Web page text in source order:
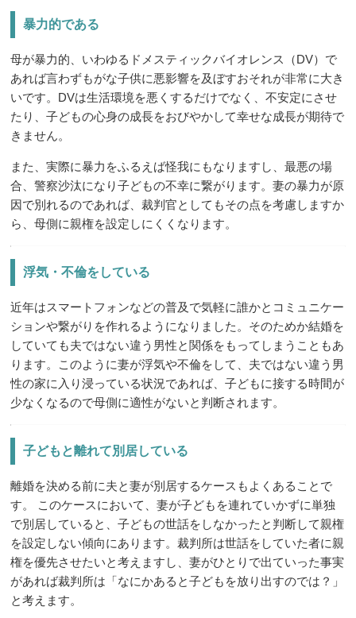
暴力的である
母が暴力的、いわゆるドメスティックバイオレンス（DV）で
あれば言わずもがな子供に悪影響を及ぼすおそれが非常に大き
いです。DVは生活環境を悪くするだけでなく、不安定にさせ
たり、子どもの心身の成長をおびやかして幸せな成長が期待で
きません。
また、実際に暴力をふるえば怪我にもなりますし、最悪の場
合、警察沙汰になり子どもの不幸に繋がります。妻の暴力が原
因で別れるのであれば、裁判官としてもその点を考慮しますか
ら、母側に親権を設定しにくくなります。
浮気・不倫をしている
近年はスマートフォンなどの普及で気軽に誰かとコミュニケー
ションや繋がりを作れるようになりました。そのためか結婚を
していても夫ではない違う男性と関係をもってしまうこともあ
ります。このように妻が浮気や不倫をして、夫ではない違う男
性の家に入り浸っている状況であれば、子どもに接する時間が
少なくなるので母側に適性がないと判断されます。
子どもと離れて別居している
離婚を決める前に夫と妻が別居するケースもよくあることで
す。 このケースにおいて、妻が子どもを連れていかずに単独
で別居していると、子どもの世話をしなかったと判断して親権
を設定しない傾向にあります。裁判所は世話をしていた者に親
権を優先させたいと考えますし、妻がひとりで出ていった事実
があれば裁判所は「なにかあると子どもを放り出すのでは？」
と考えます。